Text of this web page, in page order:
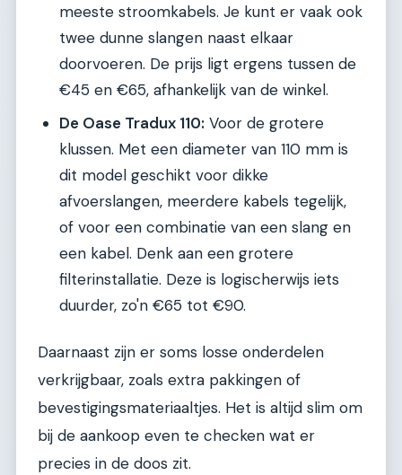
meeste stroomkabels. Je kunt er vaak ook
twee dunne slangen naast elkaar
doorvoeren. De prijs ligt ergens tussen de
€45 en €65, afhankelijk van de winkel.
De Oase Tradux 110: Voor de grotere
klussen. Met een diameter van 110 mm is
dit model geschikt voor dikke
afvoerslangen, meerdere kabels tegelijk,
of voor een combinatie van een slang en
een kabel. Denk aan een grotere
filterinstallatie. Deze is logischerwijs iets
duurder, zo'n €65 tot €90.
Daarnaast zijn er soms losse onderdelen
verkrijgbaar, zoals extra pakkingen of
bevestigingsmateriaaltjes. Het is altijd slim om
bij de aankoop even te checken wat er
precies in de doos zit.